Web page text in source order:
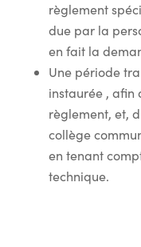
règlement
due par la
en fait la
Une période
instaurée , afin
règlement, et,
collège
en tenant
technique.